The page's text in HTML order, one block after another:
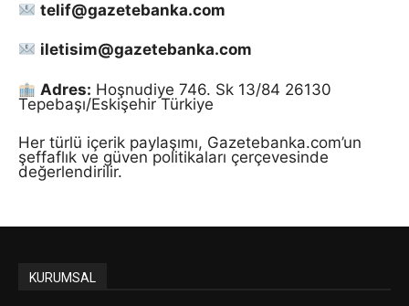
telif@gazetebanka.com
iletisim@gazetebanka.com
Adres: Hoşnudiye 746. Sk 13/84 26130
Tepebaşı/Eskişehir Türkiye
Her türlü içerik paylaşımı, Gazetebanka.com’un
şeffaflık ve güven politikaları çerçevesinde
değerlendirilir.
KURUMSAL